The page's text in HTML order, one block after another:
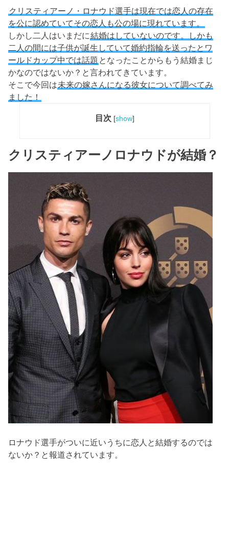
クリスティアーノ・ロナウド選手は現在では恋人の存在
を公に認めていてその恋人も公の場に現れています。
しかし二人はいまだに結婚はしていないのです。しかも
二人の間には子供が誕生していて婚約指輪を送ったとワ
ールドカップ中では話題 となったことからもう結婚まじ
かなのではないか？と言われてきています。
そこで今回は未来の嫁さんになる彼女について調べてみ
ました！
目次 [show]
クリスティアーノロナウドが結婚？
ロナウド選手がついに近いうちに恋人と結婚するのでは
ないか？と報道されています。